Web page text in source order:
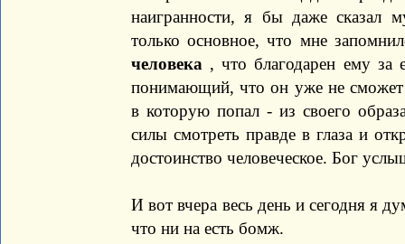
наигранности, я бы даже сказал
только основное, что мне
человека , что благодарен ему за
понимающий, что он уже не сможет
в которую попал - из своего
силы смотреть правде в глаза и
достоинство человеческое. Бог
И вот вчера весь день и сегодня я
что ни на есть бомж.